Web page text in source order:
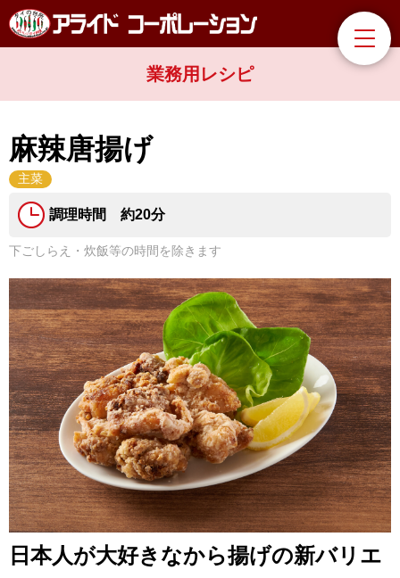
業務用レシピ
麻辣唐揚げ
主菜
調理時間 約20分
下ごしらえ・炊飯等の時間を除きます
日本人が大好きなから揚げの新バリエ